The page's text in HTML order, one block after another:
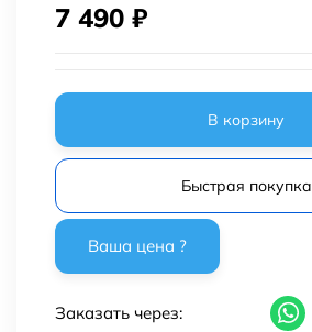
7 490 ₽
В корзину
Быстрая покупка
Заказать через: